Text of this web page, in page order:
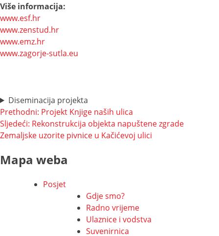
Više informacija:
www.esf.hr
www.zenstud.hr
www.emz.hr
www.zagorje-sutla.eu
Diseminacija projekta
Navigacija
objava
Prethodni: Projekt Knjige naših ulica
Sljedeći: Rekonstrukcija objekta napuštene zgrade
Zemaljske uzorite pivnice u Kačićevoj ulici
Mapa weba
Posjet
Gdje smo?
Radno vrijeme
Ulaznice i vodstva
Suvenirnica